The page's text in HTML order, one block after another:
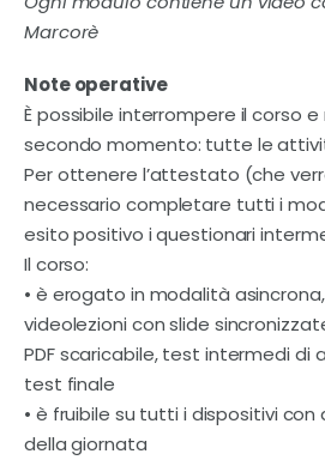
Marcorè
Note operative
È possibile interrompere il corso e
secondo momento: tutte le
Per ottenere l’attestato (che
necessario completare tutti i
esito positivo i questionari
Il corso:
• è erogato in modalità
videolezioni con slide
PDF scaricabile, test intermedi di
test finale
• è fruibile su tutti i dispositivi con
della giornata